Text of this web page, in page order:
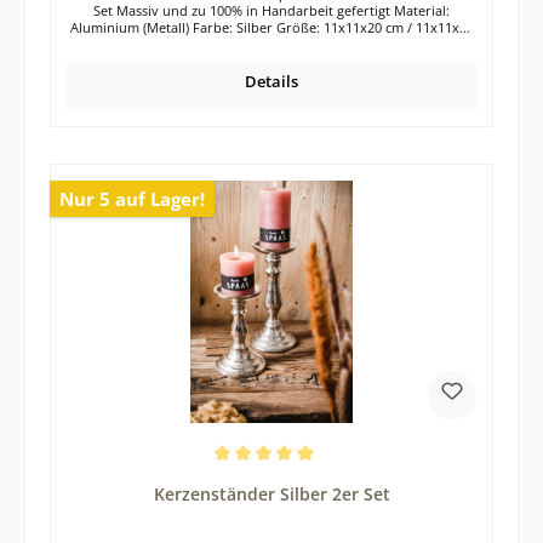
Set Massiv und zu 100% in Handarbeit gefertigt Material:
Aluminium (Metall) Farbe: Silber Größe: 11x11x20 cm / 11x11x25
verschiedene Höhen und können somit optisch wunderbar
wirken absolut zeitlos und lassen sich in jeden Wohnstil perfekt
integrieren. Auch die Kombination mit anderen Farben und
Materialien ist bei den silbernen Kerzenständern bestens
möglich. Die Herstellung der 3 Kerzenständer erfolgte in reiner
Handarbeit. Die Oberfläche der Kerzenständer ist in einer RAW-
Optik gehalten. Das bedeutet, dass die Kerzenständer nicht
poliert wurden, sondern unregelmäßige Oberfläche besitzen.
Jeder Kerzenständer ist somit ein kleines Unikat. Leichte
Unregelmäßigkeiten sind daher völlig normal und auch gewollt.
Die Kerzenständer sind für handelsübliche Stumpenkerzen
geeignet. Unterhalb der Kerzenständer befindet sich ein
Kratzschutz (Filz). Hochwertige Tisch- oder Glasplatten werden
so vor Kratzern geschützt. Die Lieferung der 3 Kerzenleuchter
erfolgt exklusive Dekoration Tipp: Das 3er Set Kerzenständer
eignet sich auch wunderbar als Geschenk für deine Liebsten.
Details
Nur 5 auf Lager!
Kerzenständer Silber 2er Set